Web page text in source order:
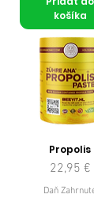
košíka
Propolis
Cena
22,95 €
Daň